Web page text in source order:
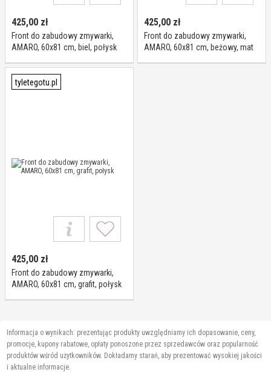
425,00 zł
Front do zabudowy zmywarki,
AMARO, 60x81 cm, biel, połysk
425,00 zł
Front do zabudowy zmywarki,
AMARO, 60x81 cm, beżowy, mat
tyletegotu.pl
425,00 zł
Front do zabudowy zmywarki,
AMARO, 60x81 cm, grafit, połysk
Informacja o wynikach: prezentując produkty uwzględniamy ich dopasowanie, ceny,
promocje, kupony rabatowe, opłaty ponoszone przez sprzedawców oraz popularność
produktów wśród użytkowników. Dokładamy starań, aby prezentować wysokiej jakości
i aktualne informacje.